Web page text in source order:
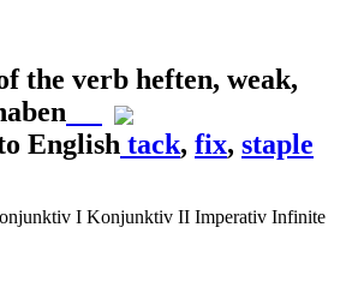
the verb heften, weak,
tack, fix, staple
I Konjunktiv II Imperativ Infinite